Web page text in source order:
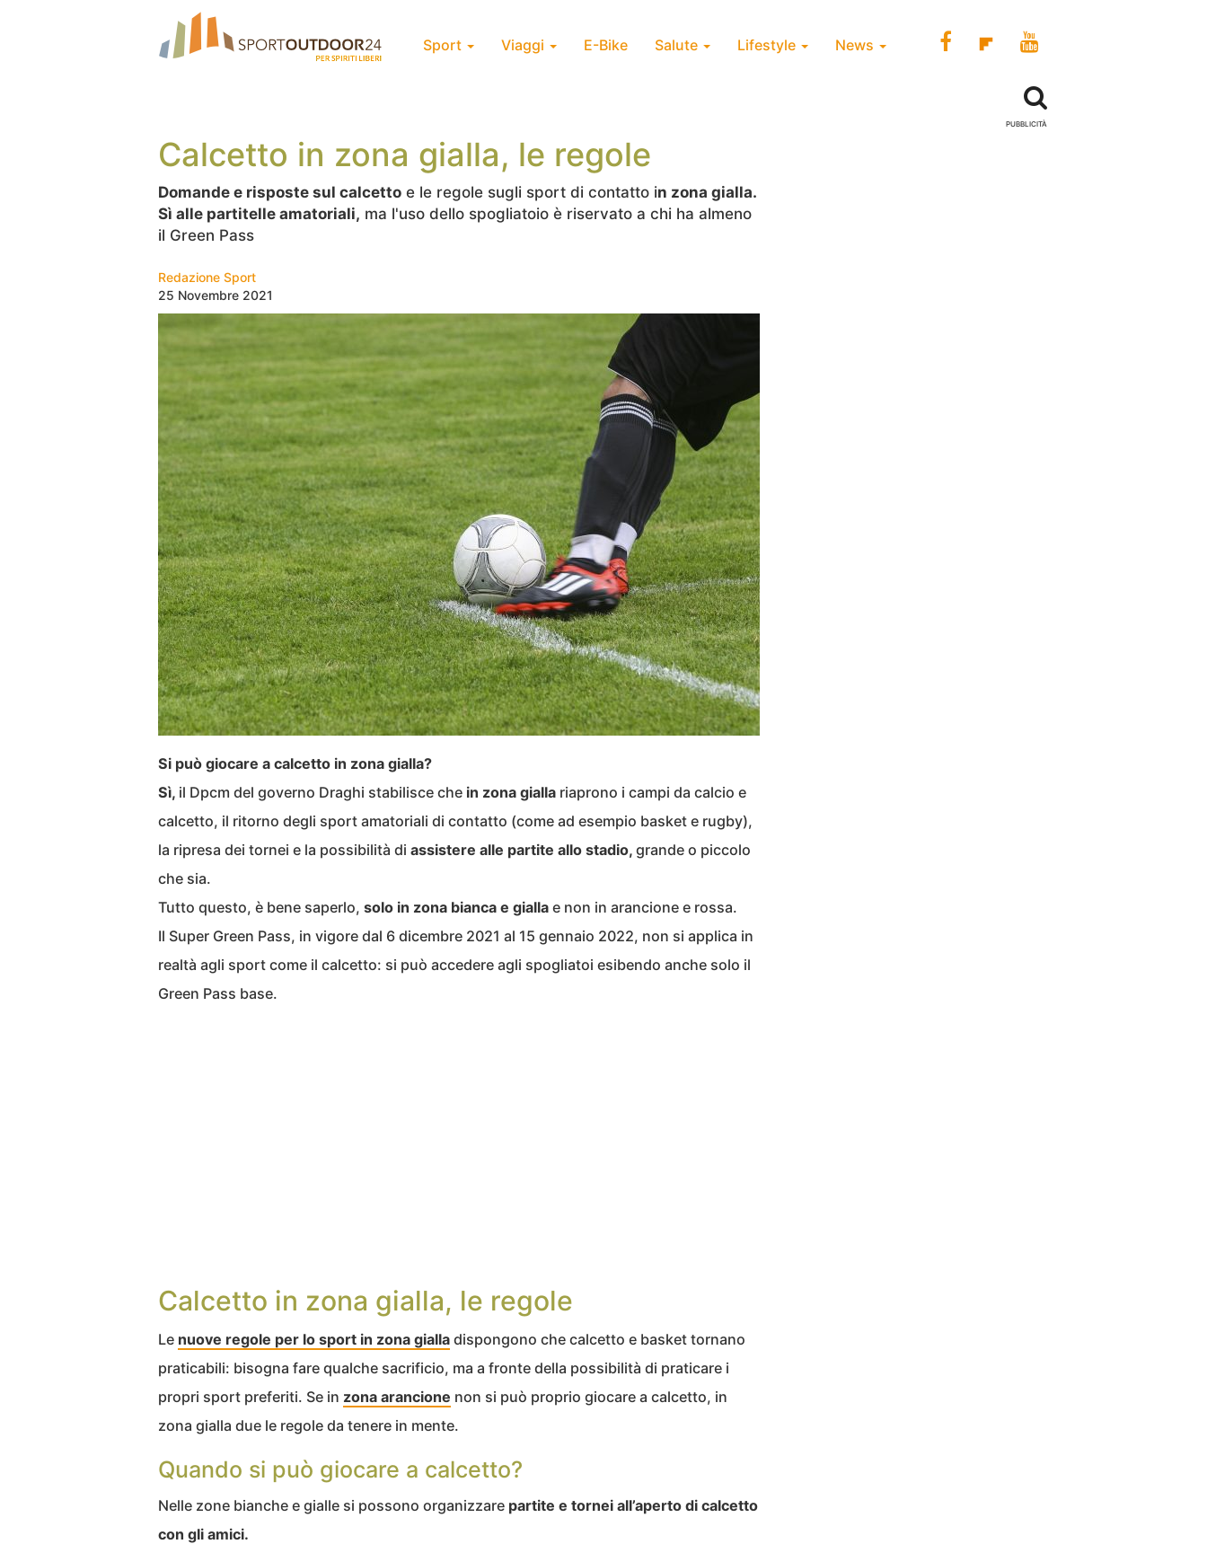
Sport Viaggi E-Bike Salute Lifestyle News
Calcetto in zona gialla, le regole
Domande e risposte sul calcetto e le regole sugli sport di contatto in zona gialla.
Sì alle partitelle amatoriali, ma l'uso dello spogliatoio è riservato a chi ha almeno
il Green Pass
Redazione Sport
25 Novembre 2021
Si può giocare a calcetto in zona gialla?
Sì, il Dpcm del governo Draghi stabilisce che in zona gialla riaprono i campi da calcio e
calcetto, il ritorno degli sport amatoriali di contatto (come ad esempio basket e rugby),
la ripresa dei tornei e la possibilità di assistere alle partite allo stadio, grande o piccolo
che sia.
Tutto questo, è bene saperlo, solo in zona bianca e gialla e non in arancione e rossa.
Il Super Green Pass, in vigore dal 6 dicembre 2021 al 15 gennaio 2022, non si applica in
realtà agli sport come il calcetto: si può accedere agli spogliatoi esibendo anche solo il
Green Pass base.
Calcetto in zona gialla, le regole
Le nuove regole per lo sport in zona gialla dispongono che calcetto e basket tornano
praticabili: bisogna fare qualche sacrificio, ma a fronte della possibilità di praticare i
propri sport preferiti. Se in zona arancione non si può proprio giocare a calcetto, in
zona gialla due le regole da tenere in mente.
Quando si può giocare a calcetto?
Nelle zone bianche e gialle si possono organizzare partite e tornei all’aperto di calcetto
con gli amici.
PUBBLICITÀ